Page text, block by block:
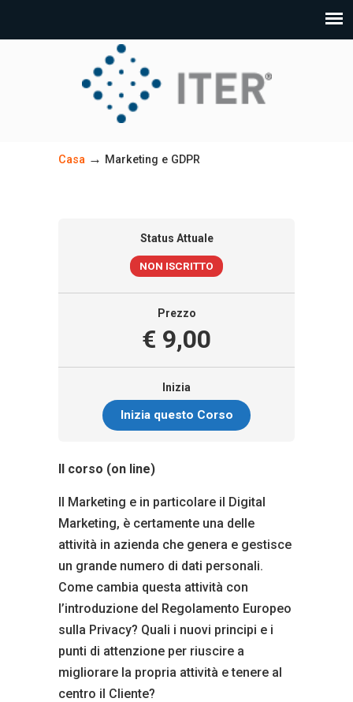
Casa → Marketing e GDPR
Status Attuale
NON ISCRITTO
Prezzo
€ 9,00
Inizia
Inizia questo Corso
Il corso (on line)
Il Marketing e in particolare il Digital
Marketing, è certamente una delle
attività in azienda che genera e gestisce
un grande numero di dati personali.
Come cambia questa attività con
l’introduzione del Regolamento Europeo
sulla Privacy? Quali i nuovi principi e i
punti di attenzione per riuscire a
migliorare la propria attività e tenere al
centro il Cliente?